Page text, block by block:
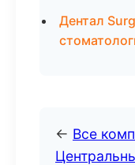
Дентал
← Все